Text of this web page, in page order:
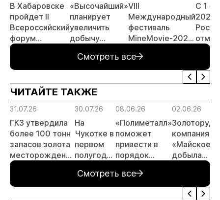
В Хабаровске
пройдет II
Всероссийский
форум
«Россыпное
России»
«Высочайший»
планирует
увеличить
добычу
тонн в 2026
году
VIII
Международный
фестиваль
MineMovie-2026
заявок
С 1
2026
МСБ
Смотреть все
ЧИТАЙТЕ ТАКЖЕ
31.07.26
ГКЗ утвердила
более 100 тонн
запасов золота
месторождения
«Совиное» на
30.07.26
На
Чукотке в
первом
полугодии
11,3 тонны
золота
08.06.26
«Полиметалл»
поможет
привести в
порядок
Певеке
02.06.26
компания
«Майское»
добыла
тонн руды
Смотреть все